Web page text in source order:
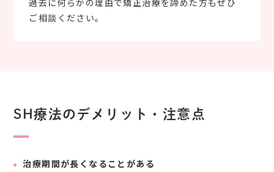
過去に何らかの理由で矯正治療を諦めた方もぜひ
ご相談ください。
SH療法のデメリット・注意点
治療期間が長くなることがある